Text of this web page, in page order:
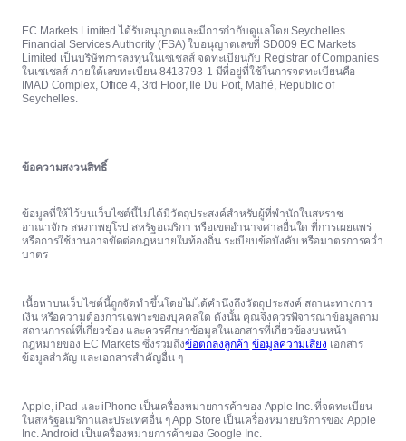
EC Markets Limited ได้รับอนุญาตและมีการกำกับดูแลโดย Seychelles
Financial Services Authority (FSA) ใบอนุญาตเลขที่ SD009 EC Markets
Limited เป็นบริษัทการลงทุนในเซเชลส์ จดทะเบียนกับ Registrar of Companies
ในเซเชลส์ ภายใต้เลขทะเบียน 8413793-1 มีที่อยู่ที่ใช้ในการจดทะเบียนคือ
IMAD Complex, Office 4, 3rd Floor, Ile Du Port, Mahé, Republic of
Seychelles.
ข้อความสงวนสิทธิ์
ข้อมูลที่ให้ไว้บนเว็บไซต์นี้ไม่ได้มีวัตถุประสงค์สำหรับผู้ที่พำนักในสหราช
อาณาจักร สหภาพยุโรป สหรัฐอเมริกา หรือเขตอำนาจศาลอื่นใด ที่การเผยแพร่
หรือการใช้งานอาจขัดต่อกฎหมายในท้องถิ่น ระเบียบข้อบังคับ หรือมาตรการคว่ำ
บาตร
เนื้อหาบนเว็บไซต์นี้ถูกจัดทำขึ้นโดยไม่ได้คำนึงถึงวัตถุประสงค์ สถานะทางการ
เงิน หรือความต้องการเฉพาะของบุคคลใด ดังนั้น คุณจึงควรพิจารณาข้อมูลตาม
สถานการณ์ที่เกี่ยวข้อง และควรศึกษาข้อมูลในเอกสารที่เกี่ยวข้องบนหน้า
กฎหมายของ EC Markets ซึ่งรวมถึงข้อตกลงลูกค้า ข้อมูลความเสี่ยง เอกสาร
ข้อมูลสำคัญ และเอกสารสำคัญอื่น ๆ
Apple, iPad และ iPhone เป็นเครื่องหมายการค้าของ Apple Inc. ที่จดทะเบียน
ในสหรัฐอเมริกาและประเทศอื่น ๆ App Store เป็นเครื่องหมายบริการของ Apple
Inc. Android เป็นเครื่องหมายการค้าของ Google Inc.